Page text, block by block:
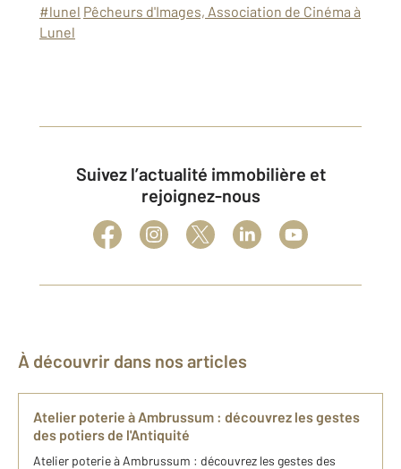
#lunel Pêcheurs d'Images, Association de Cinéma à
Lunel
Suivez l’actualité immobilière et
rejoignez-nous
À découvrir dans nos articles
Atelier poterie à Ambrussum : découvrez les gestes
des potiers de l'Antiquité
Atelier poterie à Ambrussum : découvrez les gestes des